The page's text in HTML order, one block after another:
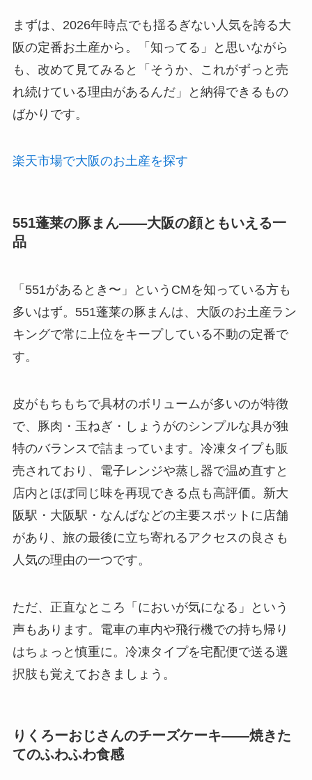
まずは、2026年時点でも揺るぎない人気を誇る大
阪の定番お土産から。「知ってる」と思いながら
も、改めて見てみると「そうか、これがずっと売
れ続けている理由があるんだ」と納得できるもの
ばかりです。
楽天市場で大阪のお土産を探す
551蓬莱の豚まん——大阪の顔ともいえる一
品
「551があるとき〜」というCMを知っている方も
多いはず。551蓬莱の豚まんは、大阪のお土産ラン
キングで常に上位をキープしている不動の定番で
す。
皮がもちもちで具材のボリュームが多いのが特徴
で、豚肉・玉ねぎ・しょうがのシンプルな具が独
特のバランスで詰まっています。冷凍タイプも販
売されており、電子レンジや蒸し器で温め直すと
店内とほぼ同じ味を再現できる点も高評価。新大
阪駅・大阪駅・なんばなどの主要スポットに店舗
があり、旅の最後に立ち寄れるアクセスの良さも
人気の理由の一つです。
ただ、正直なところ「においが気になる」という
声もあります。電車の車内や飛行機での持ち帰り
はちょっと慎重に。冷凍タイプを宅配便で送る選
択肢も覚えておきましょう。
りくろーおじさんのチーズケーキ——焼きた
てのふわふわ食感